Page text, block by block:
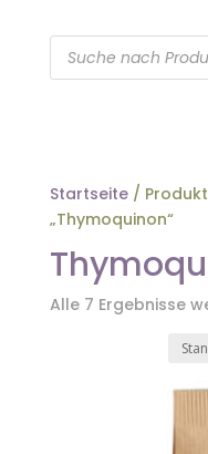
Products
search
Startseite/
„Thymoquinon“
Alle 7 Ergebnisse